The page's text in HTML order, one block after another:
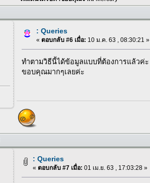
: Queries
« ตอบกลับ #6 เมื่อ: 10 ม.ค. 63 , 08:30:21 »
ทำตามวิธีนี้ได้ข้อมูลแบบที่ต้องการแล้วค่ะ
ขอบคุณมากๆเลยค่ะ
: Queries
« ตอบกลับ #7 เมื่อ: 01 เม.ย. 63 , 17:03:28 »